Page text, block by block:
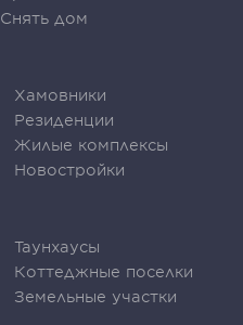
Снять дом
Хамовники
Резиденции
Жилые комплексы
Новостройки
Таунхаусы
Коттеджные поселки
Земельные участки